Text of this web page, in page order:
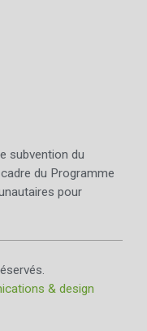
subvention du
du Programme
pour
& design